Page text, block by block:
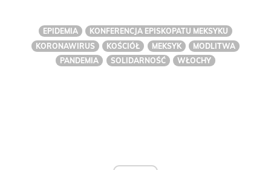
EPIDEMIA
KONFERENCJA EPISKOPATU MEKSYKU
KORONAWIRUS
KOŚCIÓŁ MEKSYK
MODLITWA
PANDEMIA
SOLIDARNOŚĆ WŁOCHY